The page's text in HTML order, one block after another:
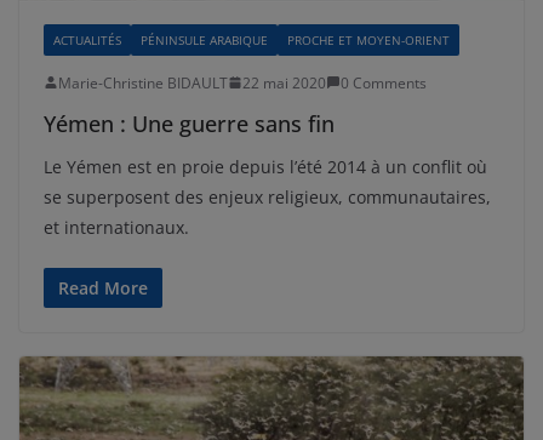
ACTUALITÉS PÉNINSULE ARABIQUE PROCHE ET MOYEN-ORIENT
Marie-Christine BIDAULT 22 mai 2020 0 Comments
Yémen : Une guerre sans fin
Le Yémen est en proie depuis l’été 2014 à un conflit où
se superposent des enjeux religieux, communautaires,
et internationaux.
Read More